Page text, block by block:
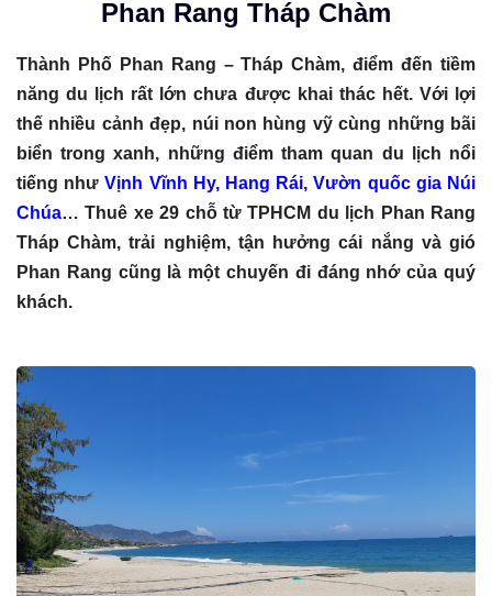
Phan Rang Tháp Chàm
Thành Phố Phan Rang – Tháp Chàm, điểm đến tiềm
năng du lịch rất lớn chưa được khai thác hết. Với lợi
thế nhiều cảnh đẹp, núi non hùng vỹ cùng những bãi
biển trong xanh, những điểm tham quan du lịch nổi
tiếng nhưVịnh Vĩnh Hy, Hang Rái, Vườn quốc gia Núi
Chúa… Thuê xe 29 chỗ từ TPHCM du lịch Phan Rang
Tháp Chàm, trải nghiệm, tận hưởng cái nắng và gió
Phan Rang cũng là một chuyến đi đáng nhớ của quý
khách.